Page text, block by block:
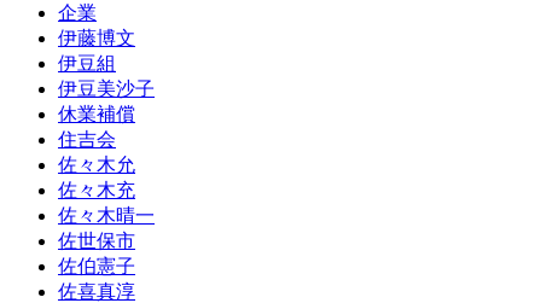
企業
伊藤博文
伊豆組
伊豆美沙子
休業補償
住吉会
佐々木允
佐々木充
佐々木晴一
佐世保市
佐伯憲子
佐喜真淳